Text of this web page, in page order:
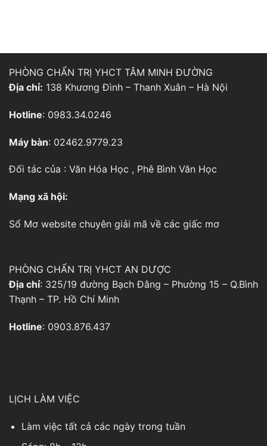
PHÒNG CHẨN TRỊ YHCT TÂM MINH ĐƯỜNG
Địa chỉ: 138 Khương Đình – Thanh Xuân – Hà Nội
Hotline: 0983.34.0246
Máy bàn: 02462.9779.23
Đối tác của : Văn Hóa Học , Phê Bình Văn Học
Mạng xã hội:
Sổ Mơ website chuyên giải mã về các giấc mơ
PHÒNG CHẨN TRỊ YHCT AN DƯỢC
Địa chỉ: 325/19 đường Bạch Đằng – Phường 15 – Q.Bình
Thạnh – TP. Hồ Chí Minh
Hotline: 0903.876.437
LỊCH LÀM VIỆC
Làm việc tất cả các ngày trong tuần